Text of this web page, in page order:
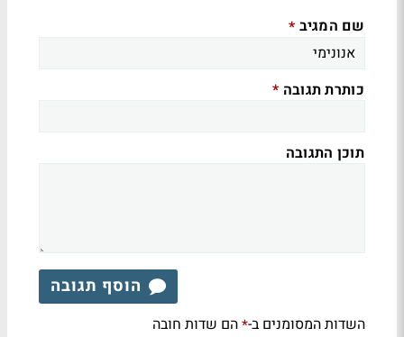
שם המגיב *
כותרת תגובה *
תוכן התגובה
הוסף תגובה
השדות המסומנים ב-*הם שדות חובה